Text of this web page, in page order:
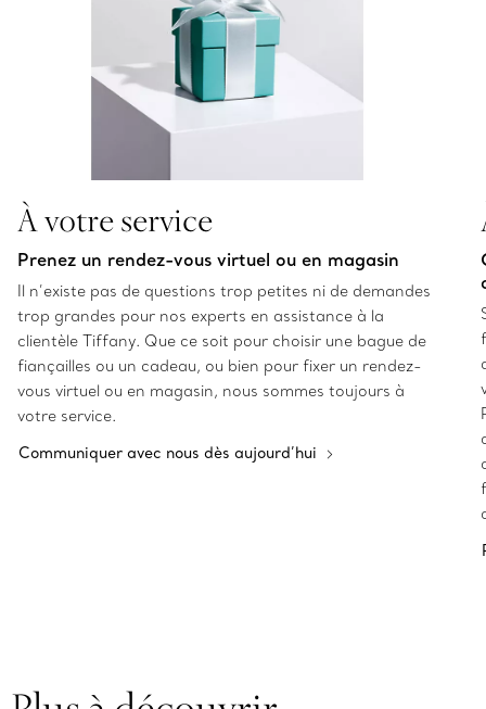
À votre service
Prenez un rendez-vous virtuel ou en magasin
Il n’existe pas de questions trop petites ni de demandes
trop grandes pour nos experts en assistance à la
clientèle Tiffany. Que ce soit pour choisir une bague de
fiançailles ou un cadeau, ou bien pour fixer un rendez-
vous virtuel ou en magasin, nous sommes toujours à
votre service.
Communiquer avec nous dès aujourd’hui